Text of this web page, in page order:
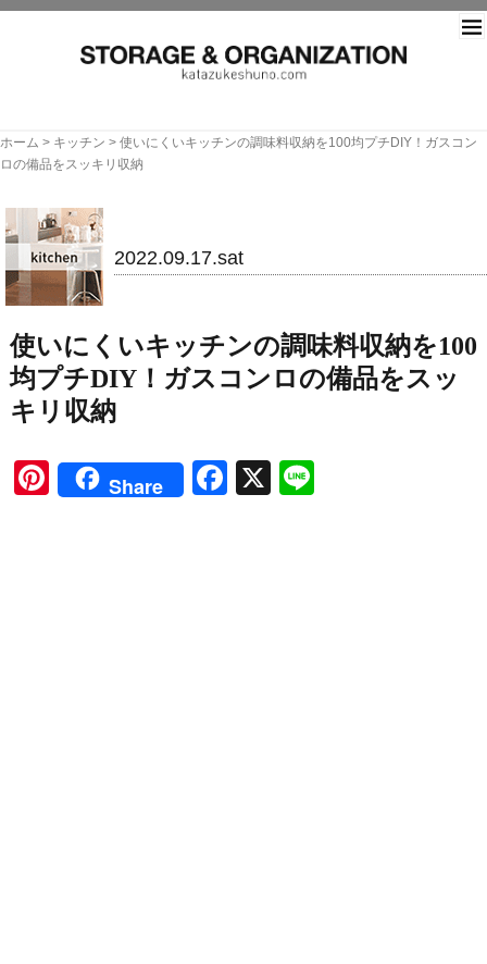
ホーム > キッチン > 使いにくいキッチンの調味料収納を100均プチDIY！ガスコン
ロの備品をスッキリ収納
2022.09.17.sat
使いにくいキッチンの調味料収納を100
均プチDIY！ガスコンロの備品をスッ
キリ収納
Pinterest
Share Facebook
X